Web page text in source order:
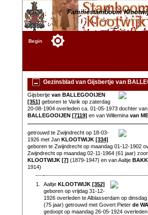
Familiestamboom
Begin
Gezinsblad van Gijsbertje van
Gijsbertje van BALLEGOOIJEN
[351] geboren te Varik op zaterdag
20-08-1904 overleden ca. 01-05-1973 dochter
BALLEGOOIJEN [7119] en van Willemina van
getrouwd te Zwijndrecht op 18-03-
1926 met Jan KLOOTWIJK [334]
geboren te Zwijndrecht op maandag 01-12-1902
Zwijndrecht op maandag 02-11-1964 (61 jaar)
KLOOTWIJK [7] (1879-1947) en van Aaltje
1914)
1. AaltjeKLOOTWIJK [352]
geboren op vrijdag 31-12-
1926 overleden te Alblasserdam op
(75 jaar) getrouwd met Govert Pieterde
gedoopt op maandag 26-05-1924